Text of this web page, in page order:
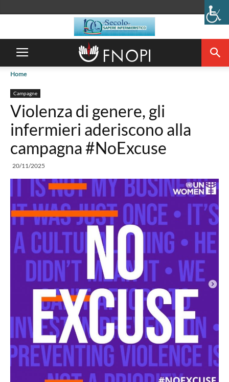
Home
Campagne
Violenza di genere, gli
infermieri aderiscono alla
campagna #NoExcuse
20/11/2025